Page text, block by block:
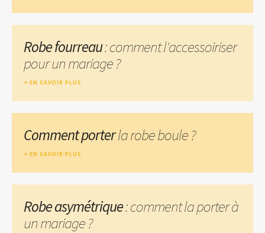
Robe fourreau: comment l'accessoiriser
pour un mariage ?
EN SAVOIR PLUS
Comment porterla robe boule ?
EN SAVOIR PLUS
Robe asymétrique: comment la porter à
un mariage ?